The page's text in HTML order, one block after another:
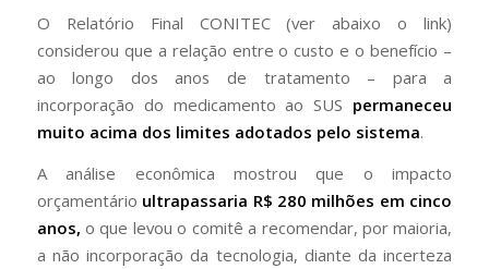
O Relatório Final CONITEC (ver abaixo o link)
considerou que a relação entre o custo e o benefício –
ao longo dos anos de tratamento – para a
incorporação do medicamento ao SUS permaneceu
muito acima dos limites adotados pelo sistema.
A análise econômica mostrou que o impacto
orçamentário ultrapassaria R$ 280 milhões em cinco
anos, o que levou o comitê a recomendar, por maioria,
a não incorporação da tecnologia, diante da incerteza